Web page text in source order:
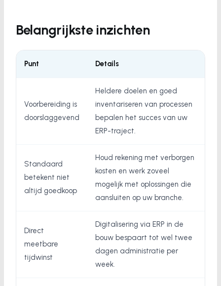
Belangrijkste inzichten
Punt Details
Voorbereiding is
doorslaggevend
Heldere doelen en goed
inventariseren van processen
bepalen het succes van uw
ERP-traject.
Standaard
betekent niet
altijd goedkoop
Houd rekening met verborgen
kosten en werk zoveel
mogelijk met oplossingen die
aansluiten op uw branche.
Direct
meetbare
tijdwinst
Digitalisering via ERP in de
bouw bespaart tot wel twee
dagen administratie per
week.